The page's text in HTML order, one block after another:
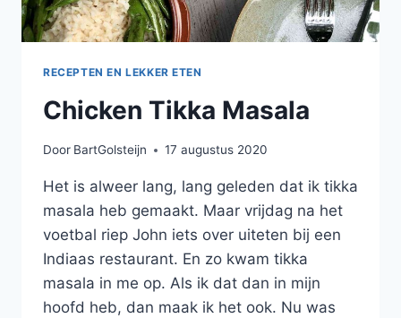
RECEPTEN EN LEKKER ETEN
Chicken Tikka Masala
Door BartGolsteijn 17 augustus 2020
Het is alweer lang, lang geleden dat ik tikka
masala heb gemaakt. Maar vrijdag na het
voetbal riep John iets over uiteten bij een
Indiaas restaurant. En zo kwam tikka
masala in me op. Als ik dat dan in mijn
hoofd heb, dan maak ik het ook. Nu was